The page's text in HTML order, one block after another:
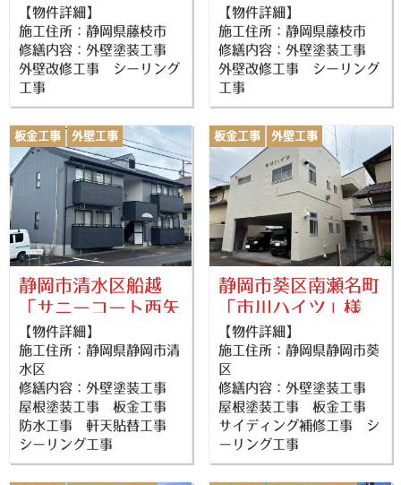
【物件詳細】
施工住所：静岡県藤枝市
修繕内容：外壁塗装工事
外壁改修工事 シーリング
工事
【物件詳細】
施工住所：静岡県藤枝市
修繕内容：外壁塗装工事
外壁改修工事 シーリング
工事
静岡市清水区船越
「サニーコート西矢
部」様
【物件詳細】
施工住所：静岡県静岡市清
水区
修繕内容：外壁塗装工事
屋根塗装工事 板金工事
防水工事 軒天貼替工事
シーリング工事
板金工事
外壁工事
シーリング工事
外壁塗装
屋根塗装
防水工事
静岡市葵区南瀬名町
「市川ハイツ」様
【物件詳細】
施工住所：静岡県静岡市葵
区
修繕内容：外壁塗装工事
屋根塗装工事 板金工事
サイディング補修工事 シ
ーリング工事
板金工事
外壁工事
シーリング工事
外壁塗装
屋根塗装